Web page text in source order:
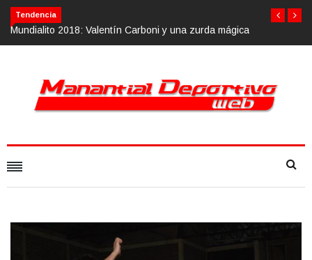
Tendencia
y una zurda mágicaCalvario Race 2018, 10 de noviembre